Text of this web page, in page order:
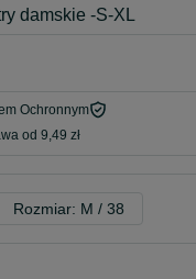
damskie -S-XL
Ochronnym
od 9,49 zł
Rozmiar: M / 38